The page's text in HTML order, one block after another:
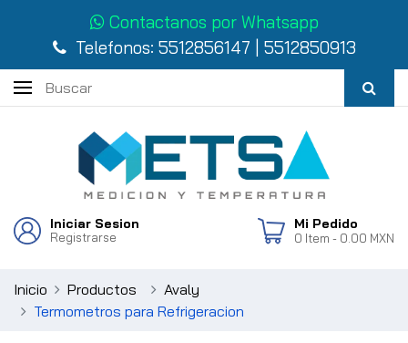
Contactanos por Whatsapp
Telefonos: 5512856147 5512850913
Iniciar Sesion
Registrarse
Mi Pedido
0 Item - 0.00 MXN
Inicio Productos
Avaly
Termometros para Refrigeracion